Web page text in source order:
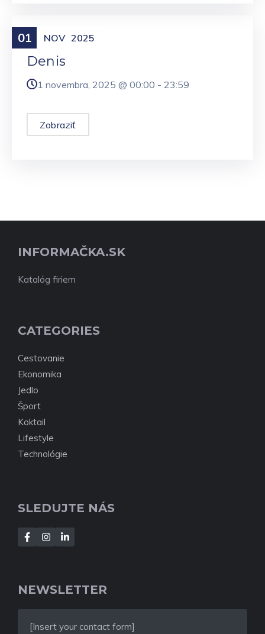
01 NOV 2025
Meniny
Denis
1 novembra, 2025 @ 00:00 - 23:59
Zobraziť
INFORMAČKA.SK
Katalóg firiem
CATEGORIES
Cestovanie
Ekonomika
Jedlo
Šport
Koktail
Lifestyle
Technológie
SLEDUJTE NÁS
NEWSLETTER
[Insert your contact form]